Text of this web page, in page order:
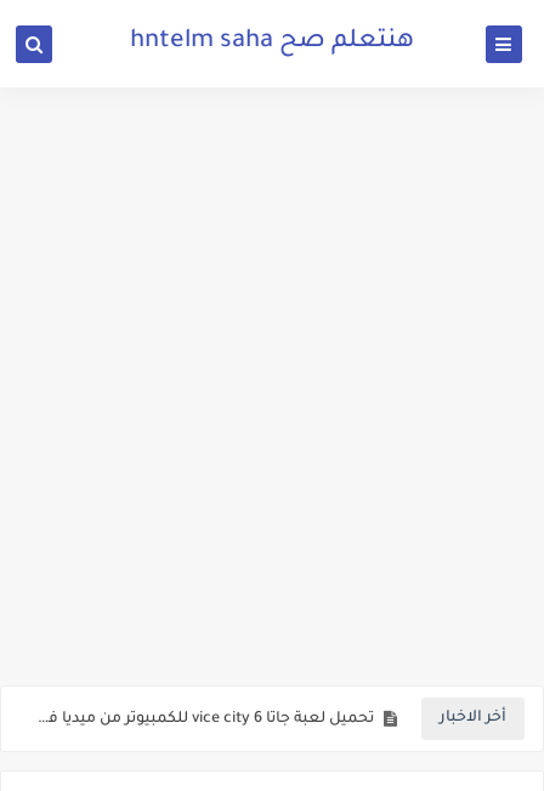
هنتعلم صح hntelm saha
أخر الاخبار تحميل لعبة جاتا 6 vice city للكمبيوتر من ميديا فاير برابط مباشر وبحجم صغير